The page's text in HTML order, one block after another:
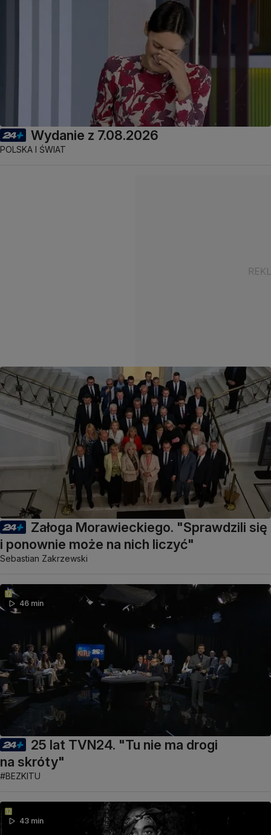
Wydanie z 7.08.2026
POLSKA I ŚWIAT
Załoga Morawieckiego. "Sprawdzili się
i ponownie może na nich liczyć"
Sebastian Zakrzewski
46 min
25 lat TVN24. "Tu nie ma drogi
na skróty"
#BEZKITU
43 min